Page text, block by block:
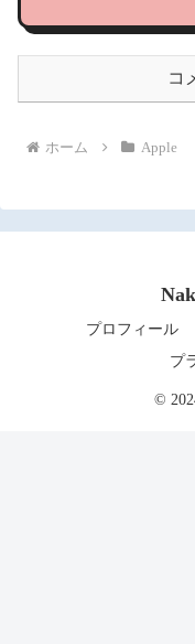
コ
ホーム Apple
プロフィール
プ
©